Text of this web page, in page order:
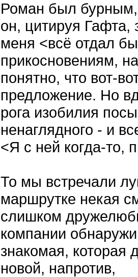
Роман был бурным,
он, цитируя Гафта,
меня <всё отдал
прикосновениям,
понятно, что вот-
предложение. Но
рога изобилия
ненаглядного - и
<Я с ней когда-то,
То мы встречали
маршрутке некая
слишком
компании
знакомая, которая
новой, напротив,